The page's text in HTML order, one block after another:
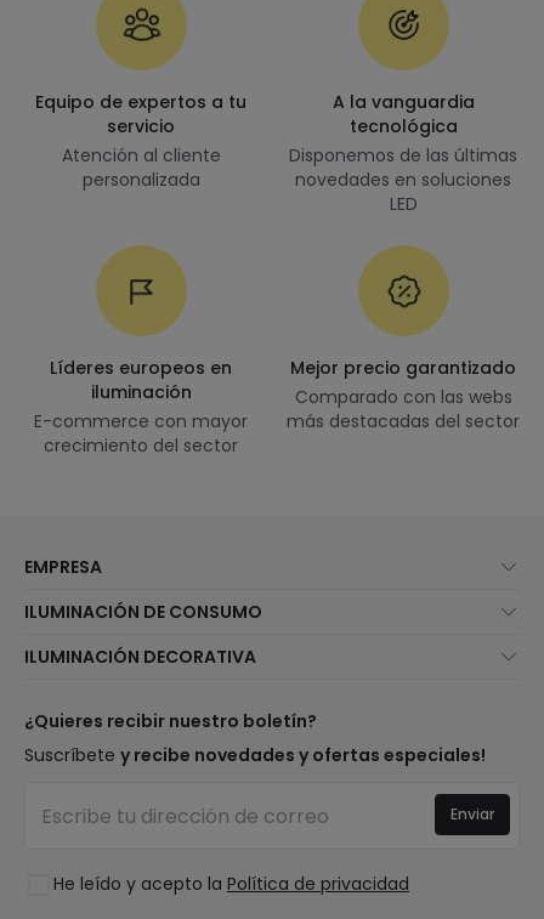
Equipo de expertos a tu
servicio
Atención al cliente
personalizada
A la vanguardia
tecnológica
Disponemos de las últimas
novedades en soluciones
LED
Líderes europeos en
iluminación
E-commerce con mayor
crecimiento del sector
Mejor precio garantizado
Comparado con las webs
más destacadas del sector
EMPRESA
Atención al cliente
Métodos de envío
¿Eres profesional?
Tiendas
Preguntas frecuentes
Iniciar sesión
ILUMINACIÓN DE CONSUMO
Marcas
Presupuestos
Iluminación para empresas
ILUMINACIÓN DECORATIVA
Top Marcas
Espacios
Colecciones
LoveYouGreen
¿Quieres recibir nuestro boletín?
Suscríbete y recibe novedades y ofertas especiales!
He leído y acepto la Política de privacidad
Enviar